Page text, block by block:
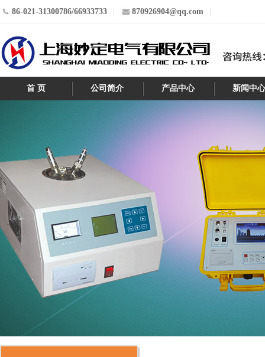
86-021-31300786/66933733 870926904@qq.com
首 页 公司简介 产品中心 新闻中